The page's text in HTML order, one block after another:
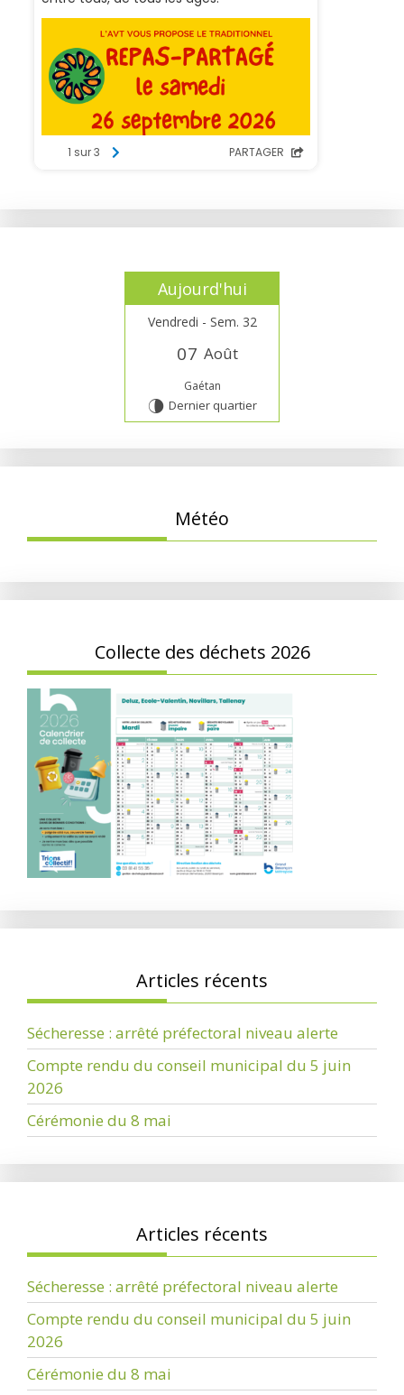
Aujourd'hui
Vendredi - Sem. 32
07 Août
Gaétan
U Dernier quartier
Météo
Collecte des déchets 2026
Articles récents
Sécheresse : arrêté préfectoral niveau alerte
Compte rendu du conseil municipal du 5 juin
2026
Cérémonie du 8 mai
Articles récents
Sécheresse : arrêté préfectoral niveau alerte
Compte rendu du conseil municipal du 5 juin
2026
Cérémonie du 8 mai